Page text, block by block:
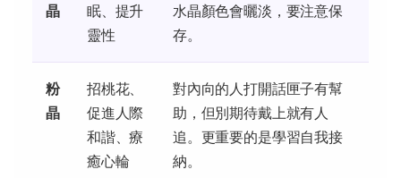
晶
眠、提升
靈性
水晶顏色會曬淡，要注意保
存。
粉
晶
招桃花、
促進人際
和諧、療
癒心輪
對內向的人打開話匣子有幫
助，但別期待戴上就有人
追。更重要的是學習自我接
納。